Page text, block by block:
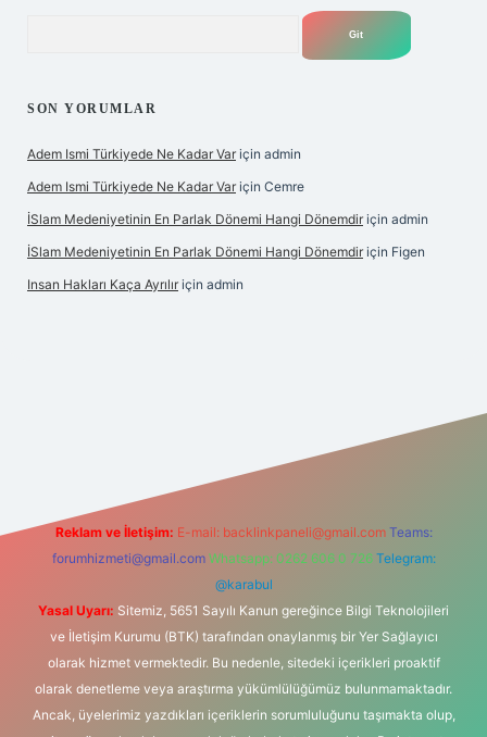
SON YORUMLAR
Adem Ismi Türkiyede Ne Kadar Var için admin
Adem Ismi Türkiyede Ne Kadar Var için Cemre
İSlam Medeniyetinin En Parlak Dönemi Hangi Dönemdir için admin
İSlam Medeniyetinin En Parlak Dönemi Hangi Dönemdir için Figen
Insan Hakları Kaça Ayrılır için admin
Reklam ve İletişim: E-mail: backlinkpaneli@gmail.com Teams:
forumhizmeti@gmail.com Whatsapp: 0262 606 0 726 Telegram:
@karabul
Yasal Uyarı: Sitemiz, 5651 Sayılı Kanun gereğince Bilgi Teknolojileri
ve İletişim Kurumu (BTK) tarafından onaylanmış bir Yer Sağlayıcı
olarak hizmet vermektedir. Bu nedenle, sitedeki içerikleri proaktif
olarak denetleme veya araştırma yükümlülüğümüz bulunmamaktadır.
Ancak, üyelerimiz yazdıkları içeriklerin sorumluluğunu taşımakta olup,